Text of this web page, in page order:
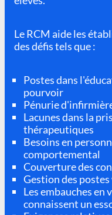
Le RCM aide les
des défis tels que :
Postes dans
pourvoir
Pénurie
Lacunes dans la
thérapeutiques
Besoins en
comportemental
Couverture des
Gestion des postes
Les embauches en
connaissent un